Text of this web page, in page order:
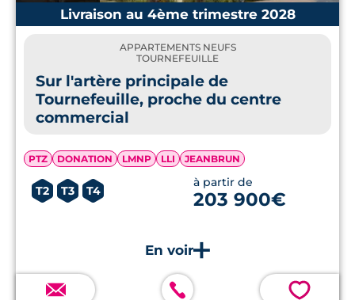
Livraison au 4ème trimestre 2028
APPARTEMENTS NEUFS
TOURNEFEUILLE
Sur l'artère principale de
Tournefeuille, proche du centre
commercial
PTZ DONATION LMNP LLI JEANBRUN
T2 T3 T4
à partir de
203 900€
💗